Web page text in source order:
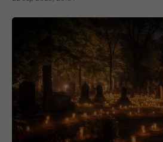
Morților: Dovadă supremă de
01 noi 2025, 11:52